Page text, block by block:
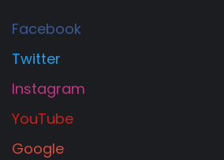
Facebook
Twitter
Instagram
YouTube
Google